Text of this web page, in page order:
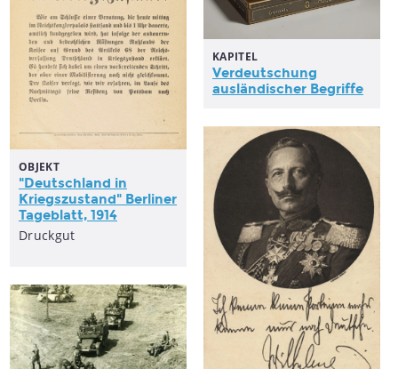
OBJEKT
"Deutschland in
Kriegszustand" Berliner
Tageblatt, 1914
Druckgut
KAPITEL
Verdeutschung
ausländischer Begriffe